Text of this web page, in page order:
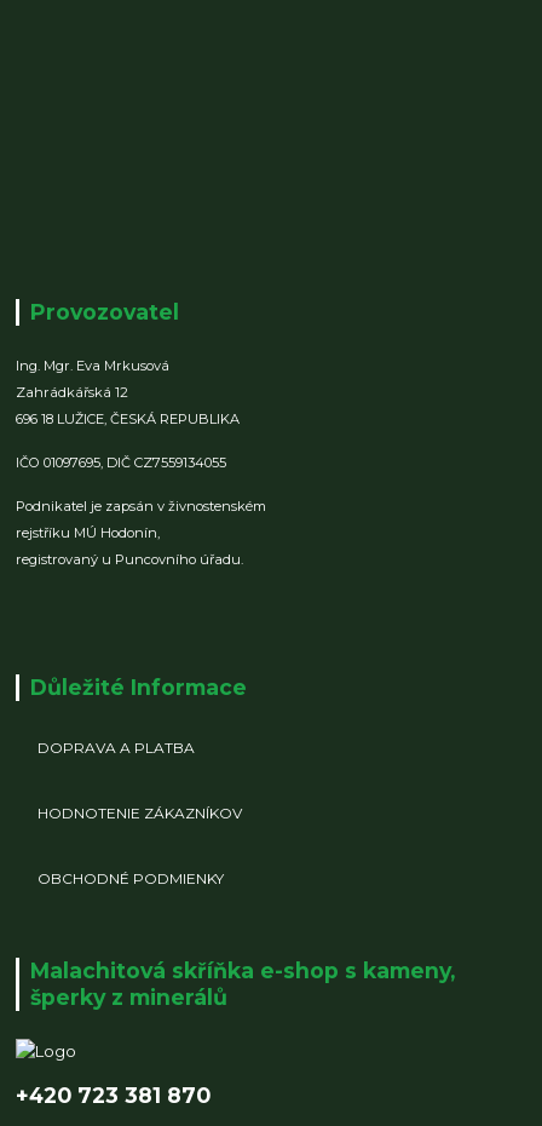
Provozovatel
Ing. Mgr. Eva Mrkusová
Zahrádkářská 12
696 18 LUŽICE,ČESKÁ REPUBLIKA
IČO 01097695, DIČ CZ7559134055
Podnikatel je zapsán v živnostenském
rejstříku MÚ Hodonín,
registrovaný u Puncovního úřadu.
Důležité Informace
DOPRAVA A PLATBA
HODNOTENIE ZÁKAZNÍKOV
OBCHODNÉ PODMIENKY
Malachitová skříňka e-shop s kameny,
šperky z minerálů
+420 723 381 870